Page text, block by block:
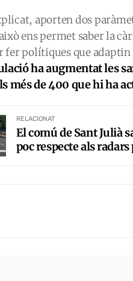
aporten dos
ens permet saber la
fer polítiques que
ha augmentat les
més de 400 que hi ha
RELACIONAT
El comú de Sant Julià
poc respecte als